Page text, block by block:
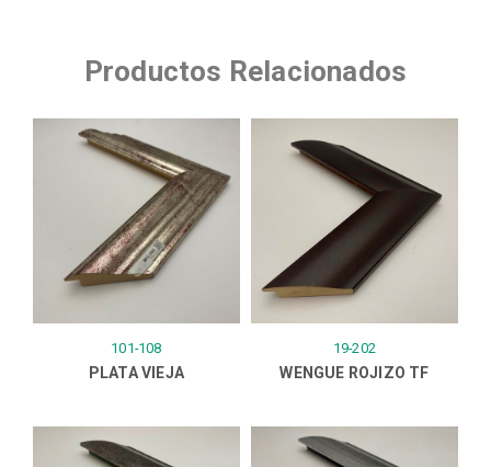
Productos Relacionados
101-108
PLATA VIEJA
19-202
WENGUE ROJIZO TF